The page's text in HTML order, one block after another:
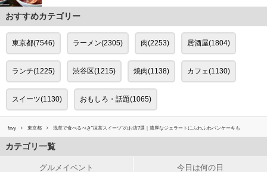
おすすめカテゴリー
東京都(7546) ラーメン(2305) 肉(2253) 居酒屋(1804)
ランチ(1225) 渋谷区(1215) 焼肉(1138) カフェ(1130)
スイーツ(1130) おもしろ・話題(1065)
favy 東京都 浅草で食べるべき"抹茶スイーツ"のお店7選｜濃厚なジェラートにふわふわパンケーキも
カテゴリ一覧
グルメイベント 今日は何の日